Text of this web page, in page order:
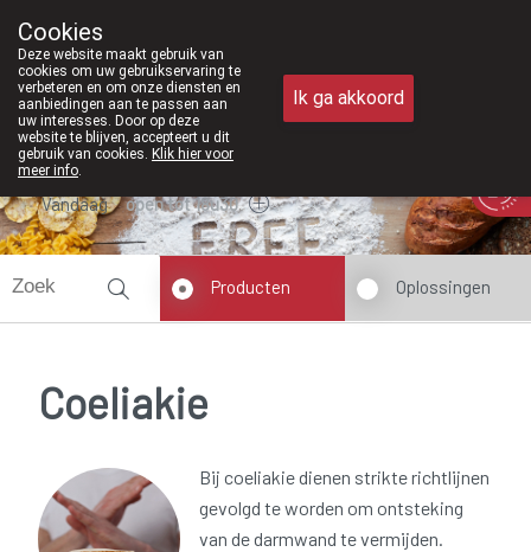
011/610300
Vandaag open tot 18u30
Producten Oplossingen
Coeliakie
Bij coeliakie dienen strikte richtlijnen
gevolgd te worden om ontsteking
van de darmwand te vermijden.
Cookies
Deze website maakt gebruik van
cookies om uw gebruikservaring te
verbeteren en om onze diensten en
aanbiedingen aan te passen aan
uw interesses. Door op deze
website te blijven, accepteert u dit
gebruik van cookies. Klik hier voor
meer info.
Ik ga akkoord